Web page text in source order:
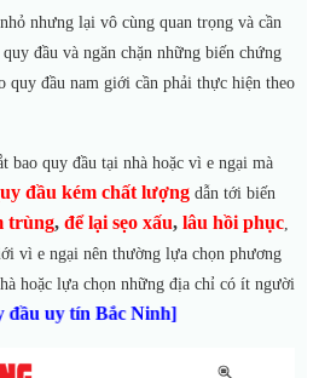
nhưng lại vô cùng quan trọng và cần
đầu và ngăn chặn những biến chứng
quy đầu nam giới cần phải thực hiện theo
bao quy đầu tại nhà hoặc vì e ngại mà
đầu kém chất lượng dẫn tới biến
trùng, để lại sẹo xấu, lâu hồi phục
vì e ngại nên thường lựa chọn phương
hoặc lựa chọn những địa chỉ có ít người
đầu uy tín Bắc Ninh]